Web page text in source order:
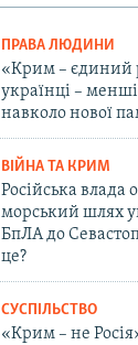
ПРАВА ЛЮДИНИ
«Крим – єдиний
українці –
навколо нової
ВІЙНА ТА КРИМ
Російська влада
морський шлях
БпЛА до
це?
СУСПІЛЬСТВО
«Крим – не